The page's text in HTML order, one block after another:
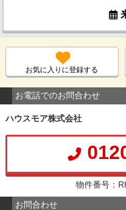
お気に入りに登録する
お電話でのお問合わせ
ハウスモア株式会社
物件番号：
お問合わせ